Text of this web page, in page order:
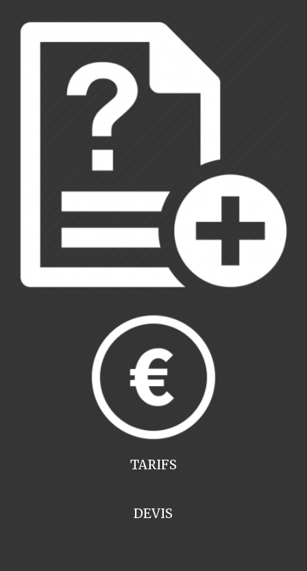
TARIFS
DEVIS